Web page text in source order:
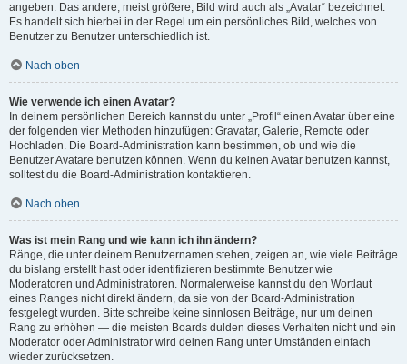
angeben. Das andere, meist größere, Bild wird auch als „Avatar“ bezeichnet.
Es handelt sich hierbei in der Regel um ein persönliches Bild, welches von
Benutzer zu Benutzer unterschiedlich ist.
Nach oben
Wie verwende ich einen Avatar?
In deinem persönlichen Bereich kannst du unter „Profil“ einen Avatar über eine
der folgenden vier Methoden hinzufügen: Gravatar, Galerie, Remote oder
Hochladen. Die Board-Administration kann bestimmen, ob und wie die
Benutzer Avatare benutzen können. Wenn du keinen Avatar benutzen kannst,
solltest du die Board-Administration kontaktieren.
Nach oben
Was ist mein Rang und wie kann ich ihn ändern?
Ränge, die unter deinem Benutzernamen stehen, zeigen an, wie viele Beiträge
du bislang erstellt hast oder identifizieren bestimmte Benutzer wie
Moderatoren und Administratoren. Normalerweise kannst du den Wortlaut
eines Ranges nicht direkt ändern, da sie von der Board-Administration
festgelegt wurden. Bitte schreibe keine sinnlosen Beiträge, nur um deinen
Rang zu erhöhen — die meisten Boards dulden dieses Verhalten nicht und ein
Moderator oder Administrator wird deinen Rang unter Umständen einfach
wieder zurücksetzen.